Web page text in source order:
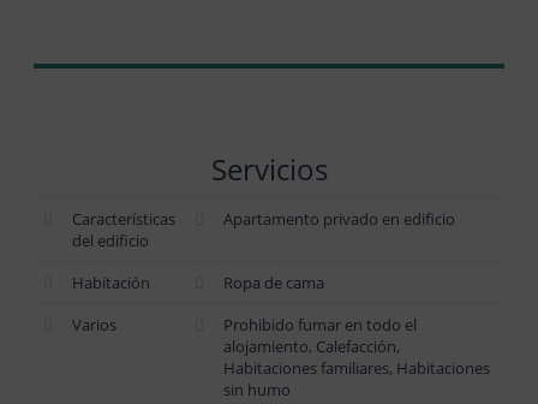
Servicios
Características
del edificio
Apartamento privado en edificio
Habitación
Ropa de cama
Varios
Prohibido fumar en todo el
alojamiento, Calefacción,
Habitaciones familiares, Habitaciones
sin humo